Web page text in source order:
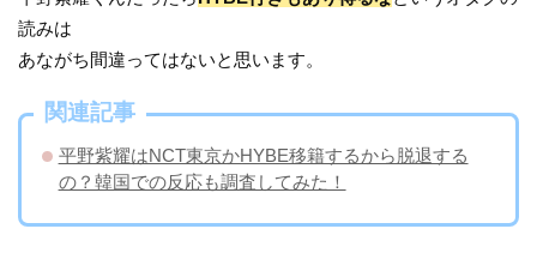
読みは
あながち間違ってはないと思います。
関連記事
平野紫耀はNCT東京かHYBE移籍するから脱退する
の？韓国での反応も調査してみた！